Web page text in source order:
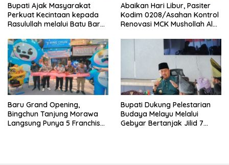
Bupati Ajak Masyarakat
Perkuat Kecintaan kepada
Rasulullah melalui Batu Bara
Abaikan Hari Libur, Pasiter
Kodim 0208/Asahan Kontrol
Renovasi MCK Mushollah Al
‎Baru Grand Opening,
Bingchun Tanjung Morawa
Langsung Punya 5 Franchise
Bupati Dukung Pelestarian
Budaya Melayu Melalui
Gebyar Bertanjak Jilid 7